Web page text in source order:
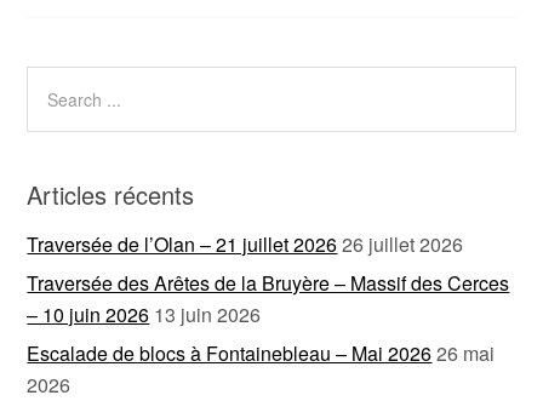
Articles récents
Traversée de l’Olan – 21 juillet 202626 juillet 2026
Traversée des Arêtes de la Bruyère – Massif des Cerces
– 10 juin 2026 13 juin 2026
Escalade de blocs à Fontainebleau – Mai 202626 mai
2026